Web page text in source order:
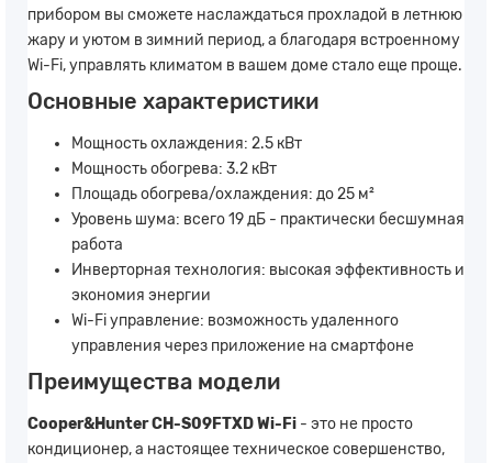
прибором вы сможете наслаждаться прохладой в летнюю
жару и уютом в зимний период, а благодаря встроенному
Wi-Fi, управлять климатом в вашем доме стало еще проще.
Основные характеристики
Мощность охлаждения: 2.5 кВт
Мощность обогрева: 3.2 кВт
Площадь обогрева/охлаждения: до 25 м²
Уровень шума: всего 19 дБ - практически бесшумная
работа
Инверторная технология: высокая эффективность и
экономия энергии
Wi-Fi управление: возможность удаленного
управления через приложение на смартфоне
Преимущества модели
Cooper&Hunter CH-S09FTXD Wi-Fi - это не просто
кондиционер, а настоящее техническое совершенство,